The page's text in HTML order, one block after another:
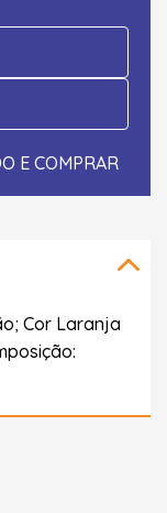
E COMPRAR
Cor Laranja